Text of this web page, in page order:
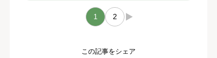
1 2 →
この記事をシェア